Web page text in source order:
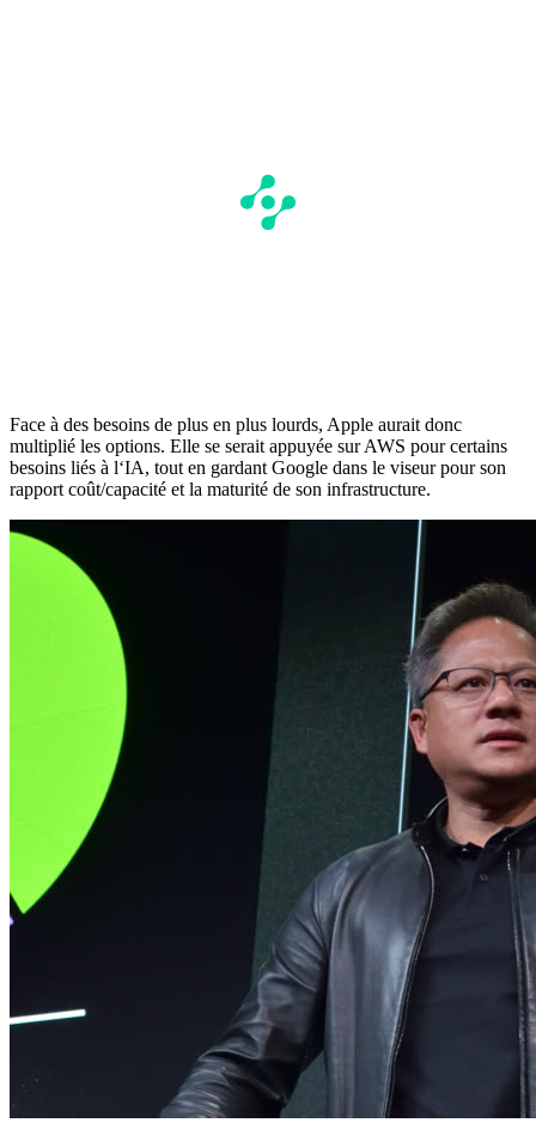
Face à des besoins de plus en plus lourds, Apple aurait donc
multiplié les options. Elle se serait appuyée sur AWS pour certains
besoins liés à l‘IA, tout en gardant Google dans le viseur pour son
rapport coût/capacité et la maturité de son infrastructure.